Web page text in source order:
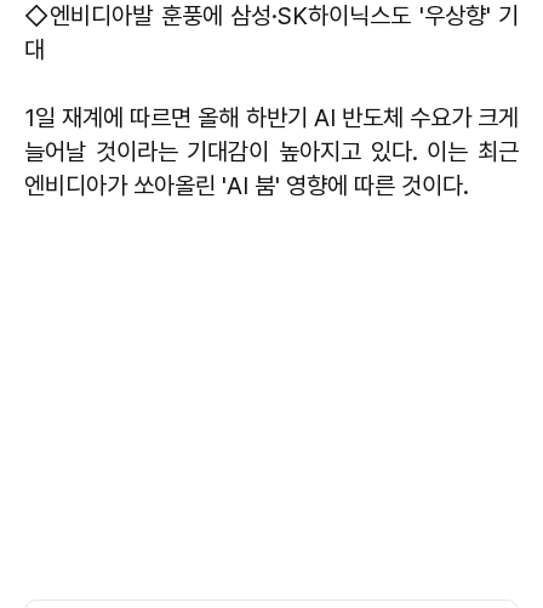
◇엔비디아발 훈풍에 삼성·SK하이닉스도 '우상향' 기
대
1일 재계에 따르면 올해 하반기 AI 반도체 수요가 크게
늘어날 것이라는 기대감이 높아지고 있다. 이는 최근
엔비디아가 쏘아올린 'AI 붐' 영향에 따른 것이다.